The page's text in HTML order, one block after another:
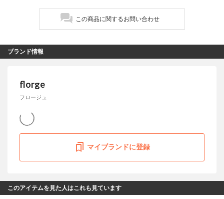
この商品に関するお問い合わせ
ブランド情報
florge
フロージュ
マイブランドに登録
このアイテムを見た人はこれも見ています